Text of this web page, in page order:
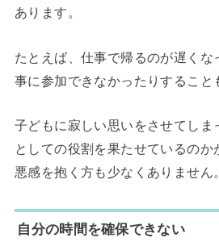
あります。
たとえば、仕事で帰るのが遅く
事に参加できなかったりすること
子どもに寂しい思いをさせてしま
としての役割を果たせているの
悪感を抱く方も少なくありません。
自分の時間を確保できない